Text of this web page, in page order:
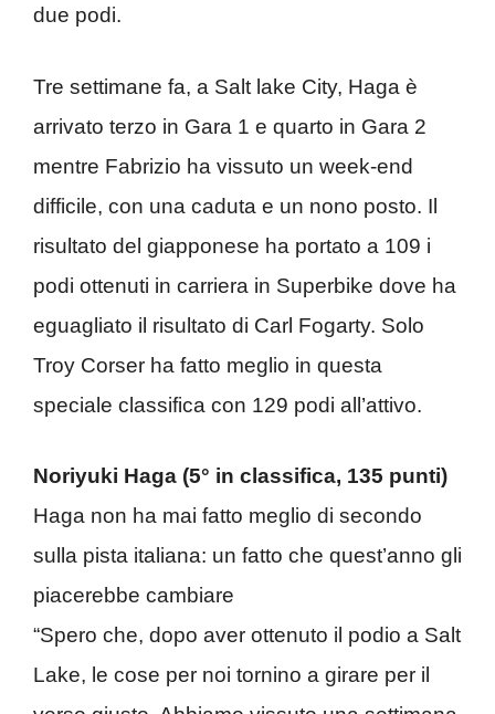
due podi.
Tre settimane fa, a Salt lake City, Haga è
arrivato terzo in Gara 1 e quarto in Gara 2
mentre Fabrizio ha vissuto un week-end
difficile, con una caduta e un nono posto. Il
risultato del giapponese ha portato a 109 i
podi ottenuti in carriera in Superbike dove ha
eguagliato il risultato di Carl Fogarty. Solo
Troy Corser ha fatto meglio in questa
speciale classifica con 129 podi all’attivo.
Noriyuki Haga (5° in classifica, 135 punti)
Haga non ha mai fatto meglio di secondo
sulla pista italiana: un fatto che quest’anno gli
piacerebbe cambiare
“Spero che, dopo aver ottenuto il podio a Salt
Lake, le cose per noi tornino a girare per il